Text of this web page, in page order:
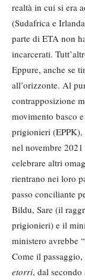
realtà in cui si era
(Sudafrica e
parte di ETA non
incarcerati.
Eppure, anche se
all’orizzonte. Al
contrapposizione
movimento basco
prigionieri (EPPK),
nel novembre
celebrare altri
rientrano nei loro
passo conciliante
Bildu, Sare (il
prigionieri) e il
ministero avrebbe
Come il
etorri, dal